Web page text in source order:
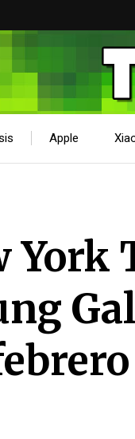
Apple
York